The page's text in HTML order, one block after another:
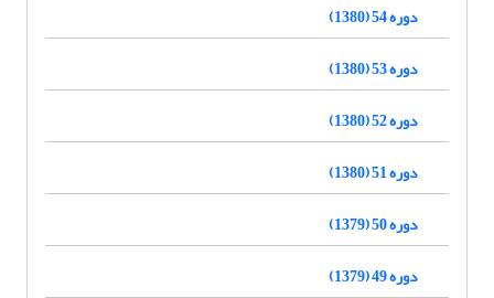
دوره 54 (1380)
دوره 53 (1380)
دوره 52 (1380)
دوره 51 (1380)
دوره 50 (1379)
دوره 49 (1379)